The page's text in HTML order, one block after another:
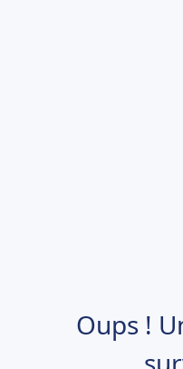
Oups !